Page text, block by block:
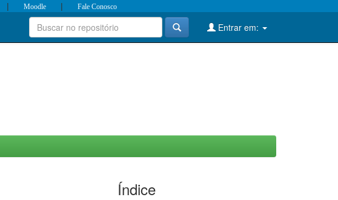
| Moodle | Fale Conosco
Entrar em:
Índice